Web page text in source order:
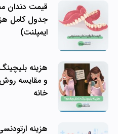
جدول کامل
ایمپلنت)
هزینه
و مقایسه
خانه
هزینه